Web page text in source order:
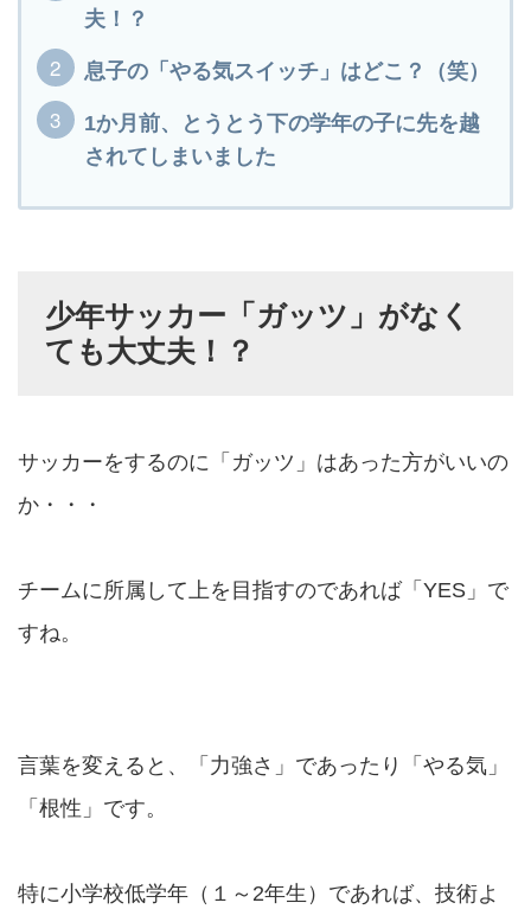
夫！？
息子の「やる気スイッチ」はどこ？（笑）
1か月前、とうとう下の学年の子に先を越
されてしまいました
少年サッカー「ガッツ」がなく
ても大丈夫！？
サッカーをするのに「ガッツ」はあった方がいいの
か・・・
チームに所属して上を目指すのであれば「YES」で
すね。
言葉を変えると、「力強さ」であったり「やる気」
「根性」です。
特に小学校低学年（１～2年生）であれば、技術よ